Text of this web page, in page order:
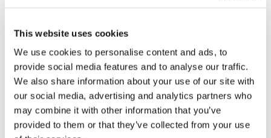
This website uses cookies
We use cookies to personalise content and ads, to
provide social media features and to analyse our traffic.
We also share information about your use of our site with
our social media, advertising and analytics partners who
may combine it with other information that you’ve
provided to them or that they’ve collected from your use
completamente
infondata, le
responsabilità